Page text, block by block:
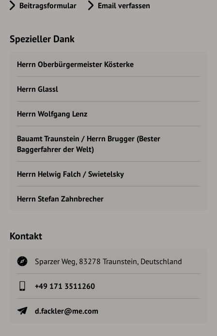
Beitragsformular Email verfassen
Spezieller Dank
Herrn Oberbürgermeister Kösterke
Herrn Glassl
Herrn Wolfgang Lenz
Bauamt Traunstein / Herrn Brugger (Bester
Baggerfahrer der Welt)
Herrn Helwig Falch / Swietelsky
Herrn Stefan Zahnbrecher
Kontakt
Sparzer Weg, 83278 Traunstein, Deutschland
+49 171 3511260
d.fackler@me.com